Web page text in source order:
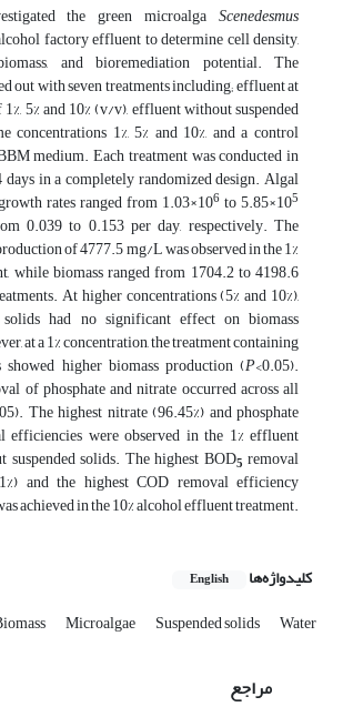
the green microalga Scenedesmus
factory effluent to determine cell density,
and bioremediation potential. The
out with seven treatments including; effluent at
5% and 10% (v/v), effluent without suspended
concentrations 1%, 5% and 10%, and a control
medium. Each treatment was conducted in
in a completely randomized design. Algal
rates ranged from 1.03×106 to 5.85×105
0.039 to 0.153 per day, respectively. The
of 4777.5 mg/L was observed in the 1%
while biomass ranged from 1704.2 to 4198.6
At higher concentrations (5% and 10%),
solids had no significant effect on biomass
at a 1% concentration, the treatment containing
showed higher biomass production (P<0.05).
of phosphate and nitrate occurred across all
The highest nitrate (96.45%) and phosphate
efficiencies were observed in the 1% effluent
suspended solids. The highest BOD5 removal
and the highest COD removal efficiency
achieved in the 10% alcohol effluent treatment.
کلیدواژه‌ها English
Microalgae Suspended solids Water
مراجع